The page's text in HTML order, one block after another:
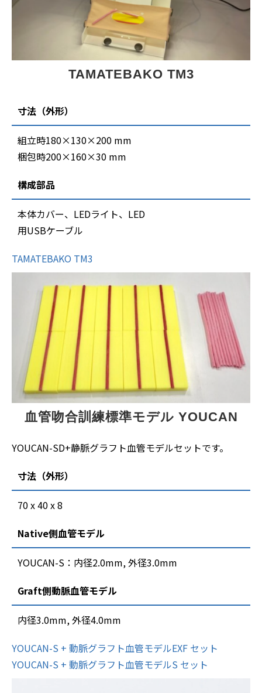
TAMATEBAKO TM3
寸法（外形）
組立時180×130×200 mm
梱包時200×160×30 mm
構成部品
本体カバー、LEDライト、LED
用USBケーブル
TAMATEBAKO TM3
血管吻合訓練標準モデル YOUCAN
YOUCAN-SD+静脈グラフト血管モデルセットです。
寸法（外形）
70 x 40 x 8
Native側血管モデル
YOUCAN-S：内径2.0mm, 外径3.0mm
Graft側動脈血管モデル
内径3.0mm, 外径4.0mm
YOUCAN-S + 動脈グラフト血管モデルEXF セット
YOUCAN-S + 動脈グラフト血管モデルS セット